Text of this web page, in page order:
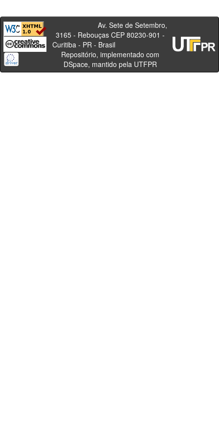
Av. Sete de Setembro,
3165 - Rebouças CEP 80230-901 -
Curitiba - PR - Brasil
Repositório, implementado com
DSpace, mantido pela UTFPR